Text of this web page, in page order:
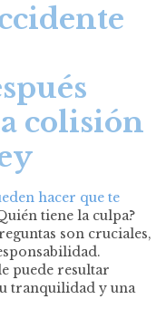
colisión
hacer que te
tiene la culpa?
son cruciales,
puede resultar
tranquilidad y una